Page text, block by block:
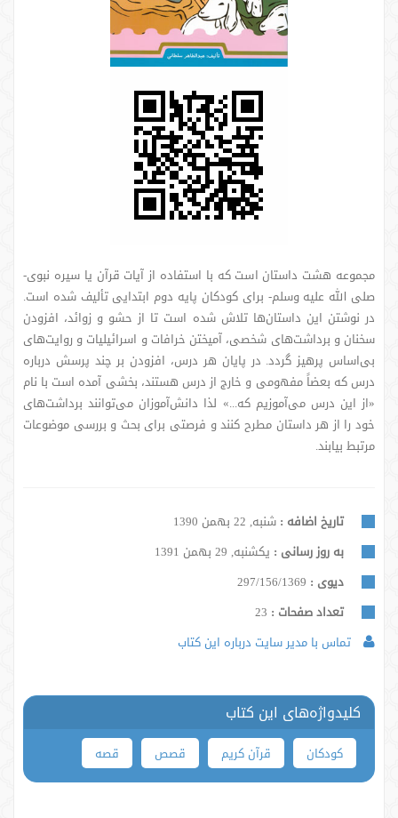
مجموعه هشت داستان است که با استفاده از آیات قرآن یا سیره نبوی-
صلی الله علیه وسلم- برای کودکان پایه دوم ابتدایی تألیف شده است.
در نوشتن این داستان‌ها تلاش شده است تا از حشو و زوائد، افزودن
سخنان و برداشت‌های شخصی، آمیختن خرافات و اسرائیلیات و روایت‌های
بی‌اساس پرهیز گردد. در پایان هر درس، افزودن بر چند پرسش درباره
درس که بعضاً مفهومی و خارج از درس هستند، بخشی آمده است با نام
«از این درس می‌آموزیم که...» لذا دانش‌آموزان می‌توانند برداشت‌های
خود را از هر داستان مطرح کنند و فرصتی برای بحث و بررسی موضوعات
مرتبط بیابند.
تاریخ اضافه : شنبه, 22 بهمن 1390
به روز رسانی : یکشنبه, 29 بهمن 1391
دیوی : 297/156/1369
تعداد صفحات :
تماس با مدیر سایت درباره این کتاب
کلیدواژه‌های این کتاب
کودکان قرآن کریم قصص قصه